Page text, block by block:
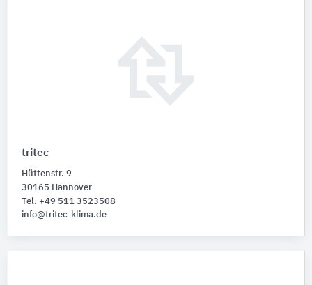
tritec
Hüttenstr. 9
30165 Hannover
Tel. +49 511 3523508
info@tritec-klima.de